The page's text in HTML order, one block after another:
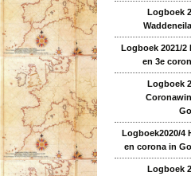
Logboek
Logboek 2021/2
en 3e
Logboek
Logboek2020/4
en corona in
Logboek